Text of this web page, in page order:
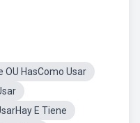
OU HasComo Usar
E Tiene